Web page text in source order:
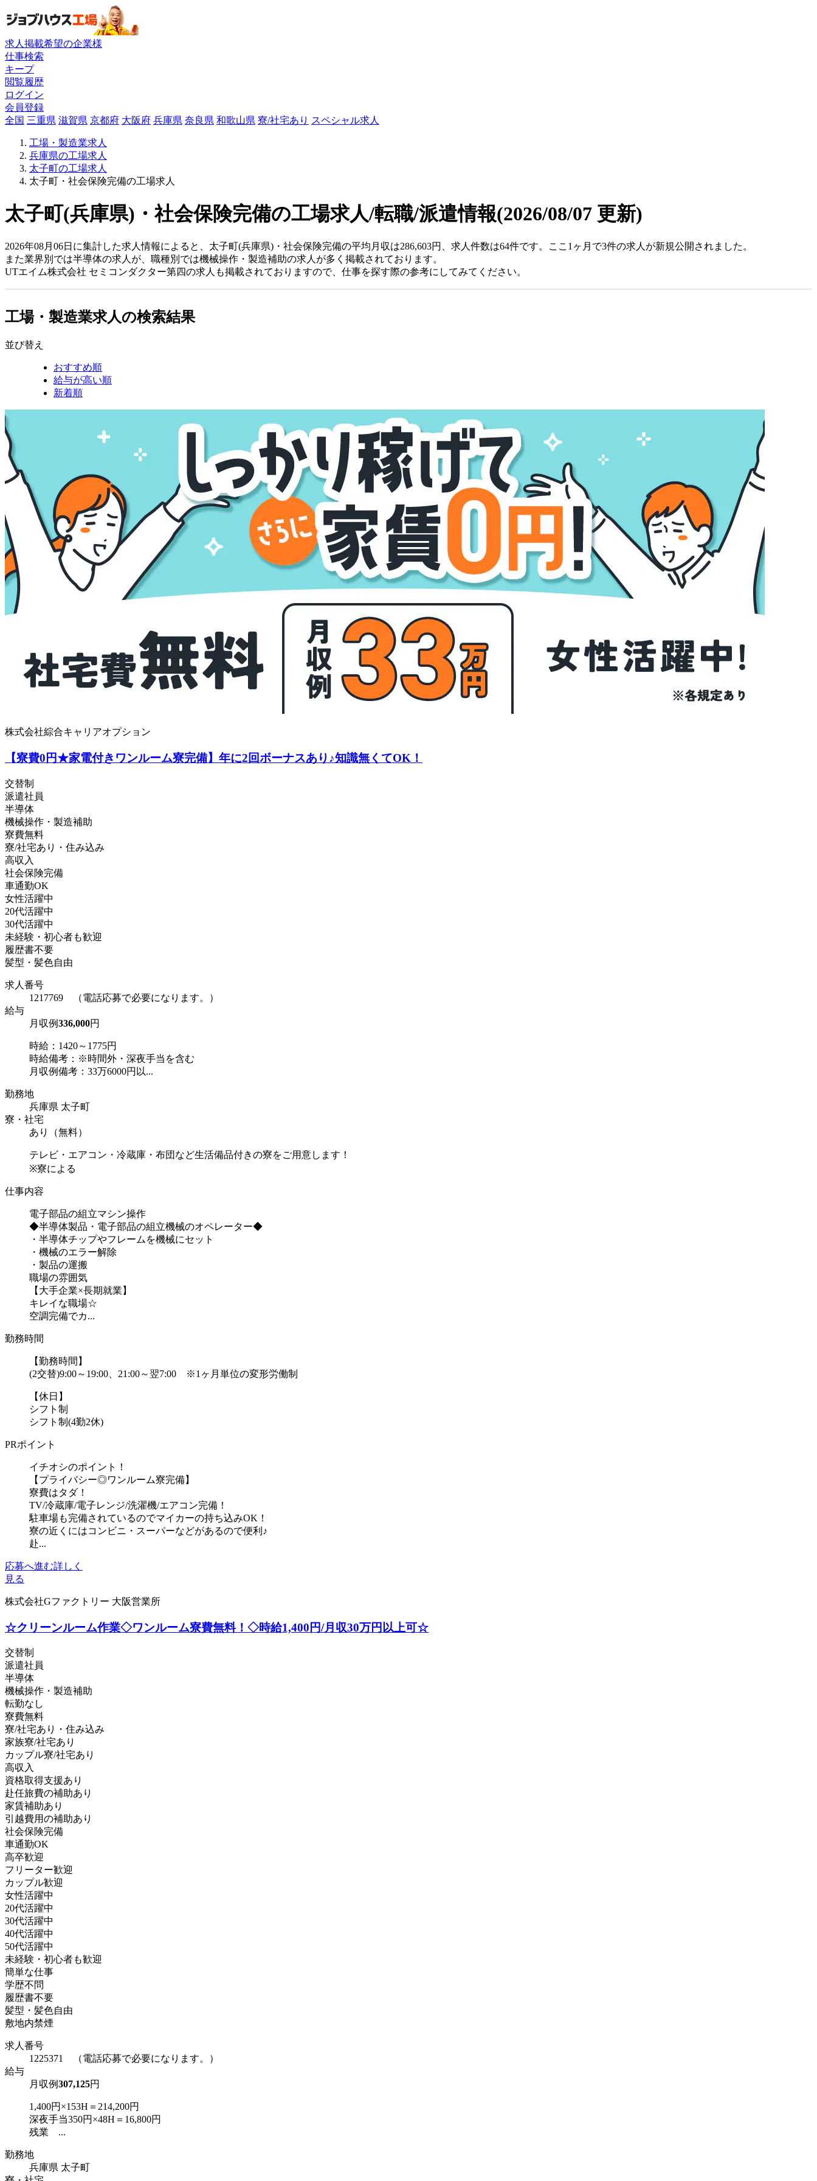
求人掲載希望の企業様
仕事検索
キープ
閲覧履歴
ログイン
会員登録
全国 三重県 滋賀県 京都府 大阪府 兵庫県 奈良県 和歌山県 寮/社宅あり スペシャル求人
工場・製造業求人
兵庫県の工場求人
太子町の工場求人
太子町・社会保険完備の工場求人
太子町(兵庫県)・社会保険完備の工場求人/転職/派遣情報(2026/08/07 更新)
2026年08月06日に集計した求人情報によると、太子町(兵庫県)・社会保険完備の平均月収は286,603円、求人件数は64件です。ここ1ヶ月で3件の求人が新規公開されました。
また業界別では半導体の求人が、職種別では機械操作・製造補助の求人が多く掲載されております。
UTエイム株式会社 セミコンダクター第四の求人も掲載されておりますので、仕事を探す際の参考にしてみてください。
工場・製造業求人の検索結果
並び替え
おすすめ順
給与が高い順
新着順
株式会社綜合キャリアオプション
【寮費0円★家電付きワンルーム寮完備】年に2回ボーナスあり♪知識無くてOK！
交替制
派遣社員
半導体
機械操作・製造補助
寮費無料
寮/社宅あり・住み込み
高収入
社会保険完備
車通勤OK
女性活躍中
20代活躍中
30代活躍中
未経験・初心者も歓迎
履歴書不要
髪型・髪色自由
求人番号
1217769 （電話応募で必要になります。）
給与
月収例336,000円
時給：1420～1775円
時給備考：※時間外・深夜手当を含む
月収例備考：33万6000円以...
勤務地
兵庫県 太子町
寮・社宅
あり（無料）
テレビ・エアコン・冷蔵庫・布団など生活備品付きの寮をご用意します！
※寮による
仕事内容
電子部品の組立マシン操作
◆半導体製品・電子部品の組立機械のオペレーター◆
・半導体チップやフレームを機械にセット
・機械のエラー解除
・製品の運搬
職場の雰囲気
【大手企業×長期就業】
キレイな職場☆
空調完備でカ...
勤務時間
【勤務時間】
(2交替)9:00～19:00、21:00～翌7:00 ※1ヶ月単位の変形労働制
【休日】
シフト制
シフト制(4勤2休)
PRポイント
イチオシのポイント！
【プライバシー◎ワンルーム寮完備】
寮費はタダ！
TV/冷蔵庫/電子レンジ/洗濯機/エアコン完備！
駐車場も完備されているのでマイカーの持ち込みOK！
寮の近くにはコンビニ・スーパーなどがあるので便利♪
赴...
応募へ進む詳しく
見る
株式会社Gファクトリー 大阪営業所
☆クリーンルーム作業◇ワンルーム寮費無料！◇時給1,400円/月収30万円以上可☆
交替制
派遣社員
半導体
機械操作・製造補助
転勤なし
寮費無料
寮/社宅あり・住み込み
家族寮/社宅あり
カップル寮/社宅あり
高収入
資格取得支援あり
赴任旅費の補助あり
家賃補助あり
引越費用の補助あり
社会保険完備
車通勤OK
高卒歓迎
フリーター歓迎
カップル歓迎
女性活躍中
20代活躍中
30代活躍中
40代活躍中
50代活躍中
未経験・初心者も歓迎
簡単な仕事
学歴不問
履歴書不要
髪型・髪色自由
敷地内禁煙
求人番号
1225371 （電話応募で必要になります。）
給与
月収例307,125円
1,400円×153H＝214,200円
深夜手当350円×48H＝16,800円
残業 ...
勤務地
兵庫県 太子町